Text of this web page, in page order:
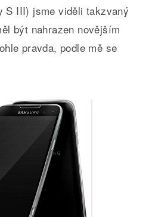
S III) jsme viděli takzvaný
být nahrazen novějším
pravda, podle mě se